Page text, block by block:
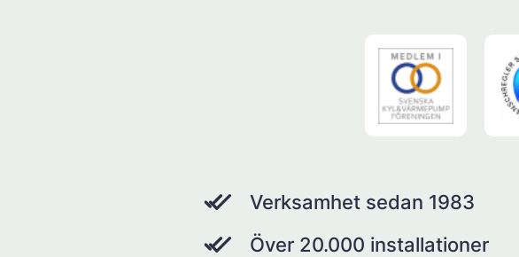
Verksamhet sedan 1983
Över 20.000 installationer